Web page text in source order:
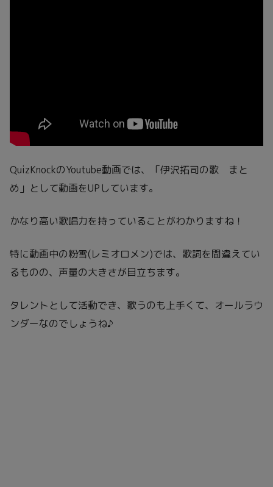
QuizKnockのYoutube動画では、「伊沢拓司の歌 まと
め」として動画をUPしています。
かなり高い歌唱力を持っていることがわかりますね！
特に動画中の粉雪(レミオロメン)では、歌詞を間違えてい
るものの、声量の大きさが目立ちます。
タレントとして活動でき、歌うのも上手くて、オールラウ
ンダーなのでしょうね♪